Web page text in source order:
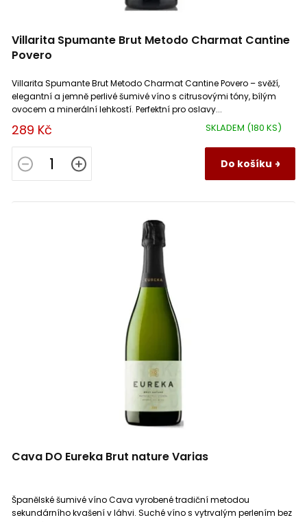
Villarita Spumante Brut Metodo Charmat Cantine
Povero
SKLADEM (180 KS)
289 Kč
Do košíku
Villarita Spumante Brut Metodo Charmat Cantine Povero – svěží,
elegantní a jemně perlivé šumivé víno s citrusovými tóny, bílým
ovocem a minerální lehkostí. Perfektní pro oslavy...
Cava DO Eureka Brut nature Varias
Španělské šumivé víno Cava vyrobené tradiční metodou
sekundárního kvašení v láhvi. Suché víno s vytrvalým perlením bez